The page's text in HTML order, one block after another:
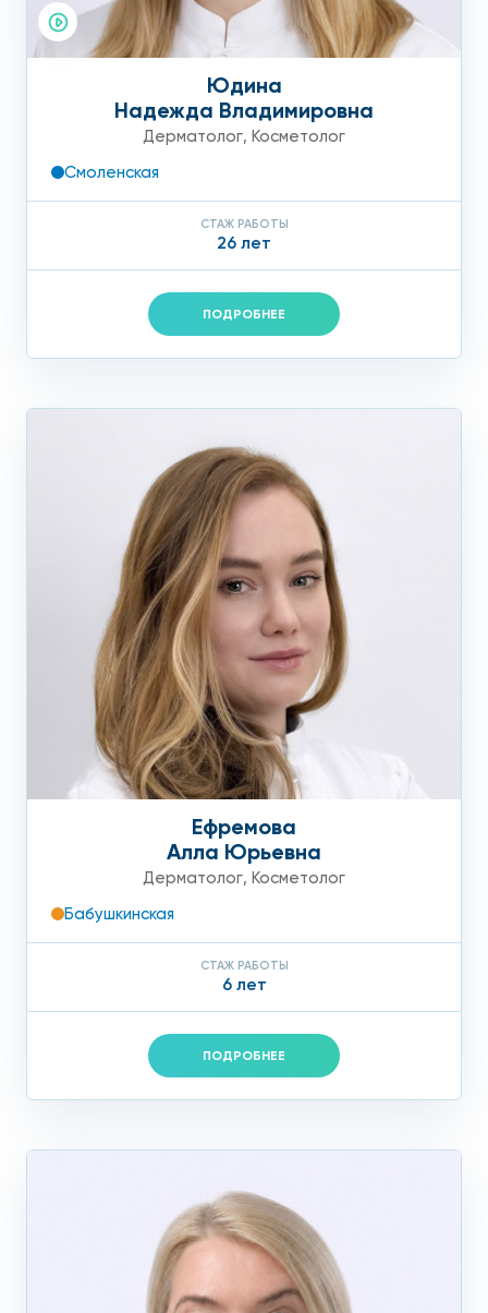
Юдина
Надежда Владимировна
Дерматолог, Косметолог
Смоленская
СТАЖ РАБОТЫ
26 лет
ПОДРОБНЕЕ
Ефремова
Алла Юрьевна
Дерматолог, Косметолог
Бабушкинская
СТАЖ РАБОТЫ
6 лет
ПОДРОБНЕЕ